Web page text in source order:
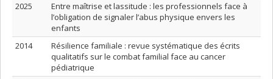
2025
Entre maîtrise et lassitude : les professionnels face à
l’obligation de signaler l’abus physique envers les
enfants
2014
Résilience familiale : revue systématique des écrits
qualitatifs sur le combat familial face au cancer
pédiatrique